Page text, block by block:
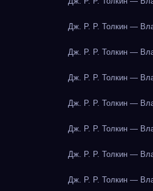
Дж. Р. Р. Толкин —
Дж. Р. Р. Толкин —
Дж. Р. Р. Толкин —
Дж. Р. Р. Толкин —
Дж. Р. Р. Толкин —
Дж. Р. Р. Толкин —
Дж. Р. Р. Толкин —